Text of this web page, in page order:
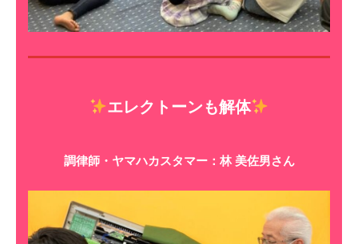
エレクトーンも解体
調律師・ヤマハカスタマー：林 美佐男さん